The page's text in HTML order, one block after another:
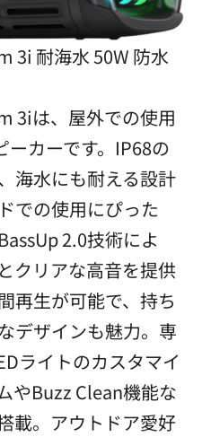
3i 耐海水 50W 防水
3iは、屋外での使用
カーです。IP68の
海水にも耐える設計
での使用にぴった
2.0技術によ
クリアな高音を提供
再生が可能で、持ち
デザインも魅力。専
ライトのカスタマイ
やBuzz Clean機能な
載。アウトドア愛好